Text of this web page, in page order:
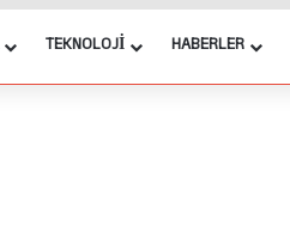
TEKNOLOJI HABERLER